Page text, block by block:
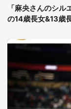
「麻央さんのシ
の14歳長女&13歳